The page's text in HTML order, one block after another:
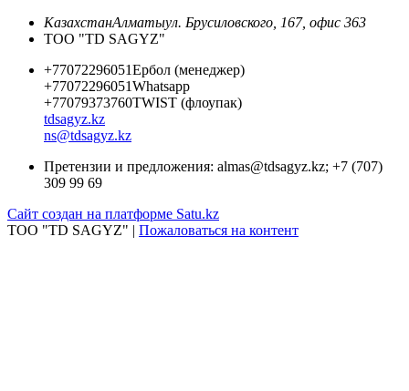
КазахстанАлматыул. Брусиловского, 167, офис 363
ТОО "TD SAGYZ"
+77072296051Ербол (менеджер)
+77072296051Whatsapp
+77079373760TWIST (флоупак)
tdsagyz.kz
ns@tdsagyz.kz
Претензии и предложения: almas@tdsagyz.kz; +7 (707)
309 99 69
Сайт создан на платформе Satu.kz
ТОО "TD SAGYZ" | Пожаловаться на контент